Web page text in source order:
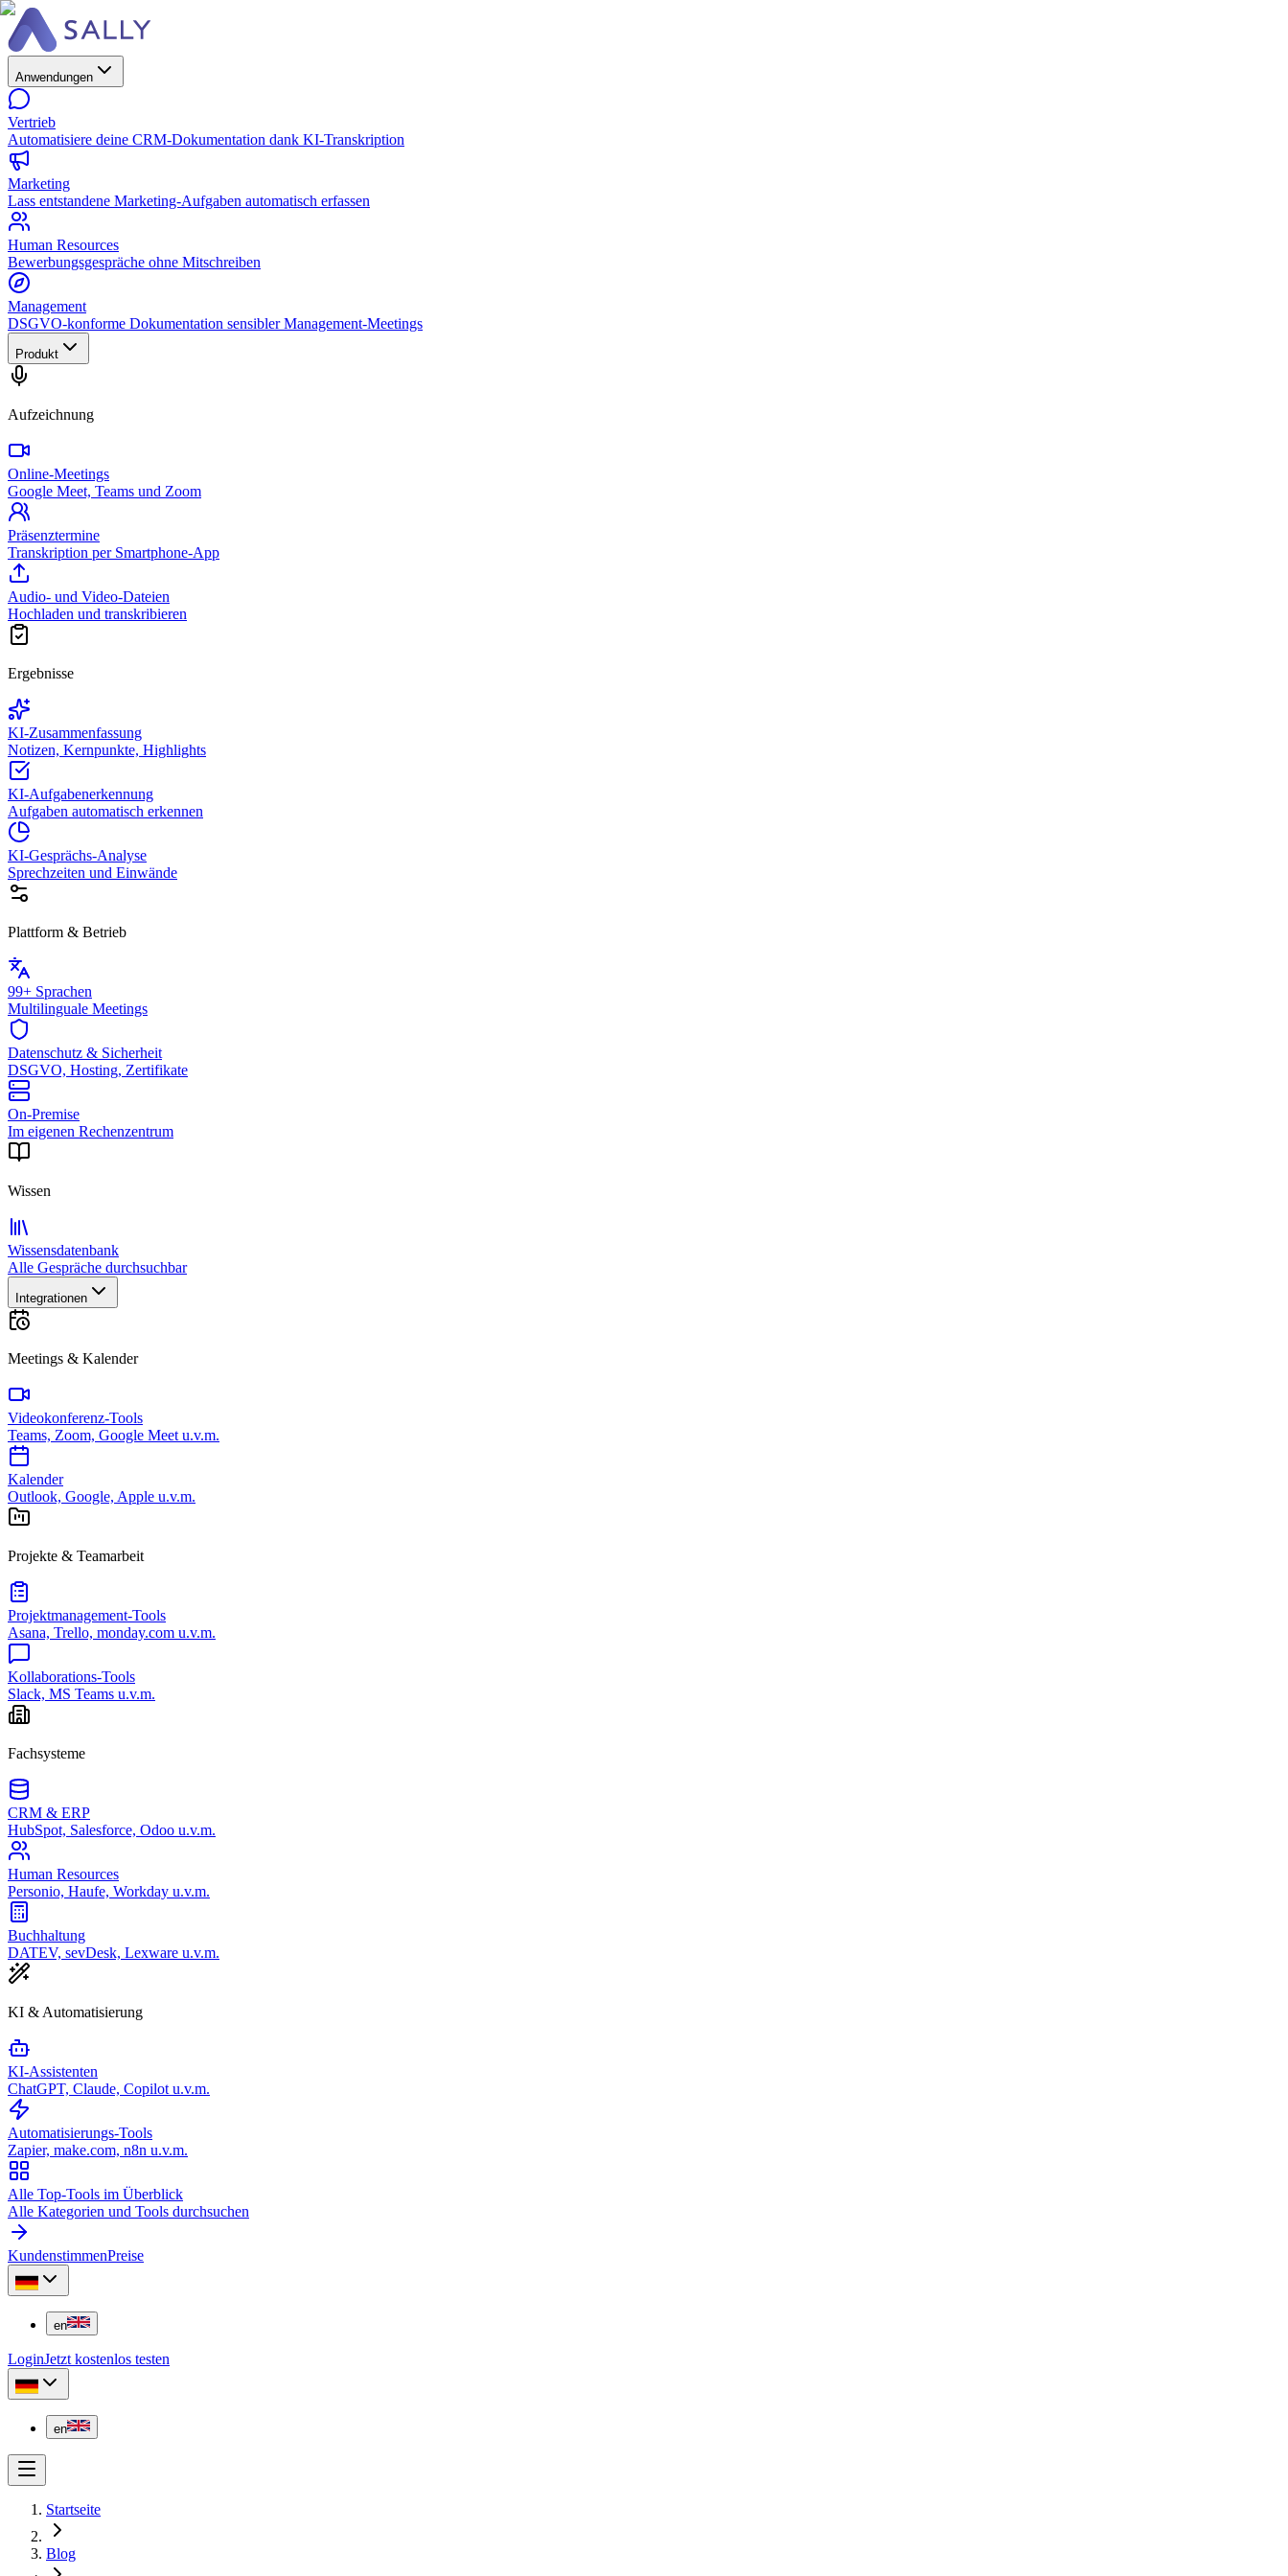
Anwendungen
Vertrieb
Automatisiere deine CRM-Dokumentation dank KI-Transkription
Marketing
Lass entstandene Marketing-Aufgaben automatisch erfassen
Human Resources
Bewerbungsgespräche ohne Mitschreiben
Management
DSGVO-konforme Dokumentation sensibler Management-Meetings
Produkt
Aufzeichnung
Online-Meetings
Google Meet, Teams und Zoom
Präsenztermine
Transkription per Smartphone-App
Audio- und Video-Dateien
Hochladen und transkribieren
Ergebnisse
KI-Zusammenfassung
Notizen, Kernpunkte, Highlights
KI-Aufgabenerkennung
Aufgaben automatisch erkennen
KI-Gesprächs-Analyse
Sprechzeiten und Einwände
Plattform & Betrieb
99+ Sprachen
Multilinguale Meetings
Datenschutz & Sicherheit
DSGVO, Hosting, Zertifikate
On-Premise
Im eigenen Rechenzentrum
Wissen
Wissensdatenbank
Alle Gespräche durchsuchbar
Integrationen
Meetings & Kalender
Videokonferenz-Tools
Teams, Zoom, Google Meet u.v.m.
Kalender
Outlook, Google, Apple u.v.m.
Projekte & Teamarbeit
Projektmanagement-Tools
Asana, Trello, monday.com u.v.m.
Kollaborations-Tools
Slack, MS Teams u.v.m.
Fachsysteme
CRM & ERP
HubSpot, Salesforce, Odoo u.v.m.
Human Resources
Personio, Haufe, Workday u.v.m.
Buchhaltung
DATEV, sevDesk, Lexware u.v.m.
KI & Automatisierung
KI-Assistenten
ChatGPT, Claude, Copilot u.v.m.
Automatisierungs-Tools
Zapier, make.com, n8n u.v.m.
Alle Top-Tools im Überblick
Alle Kategorien und Tools durchsuchen
KundenstimmenPreise
en
LoginJetzt kostenlos testen
en
Startseite
Blog